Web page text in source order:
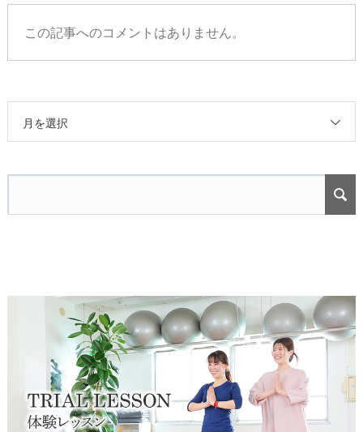
この記事へのコメントはありません。
月を選択